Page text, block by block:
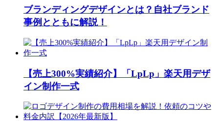
ブランディングデザインとは？自社ブランド
事例とともに解説！
【売上300%実績紹介】「LpLp」楽天用デザ
イン制作一式